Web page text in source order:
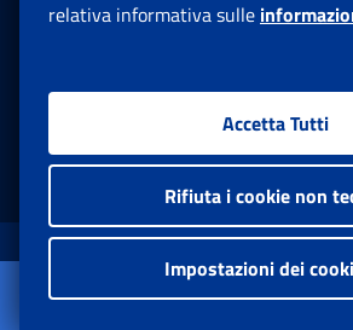
Apri il menu
00144 Roma
Facebook: Apre una
Twitter: Apre una
Whatsapp:
www.inps.gov.it ©
Istituto Nazionale
relativa informativa sulle
Accetta Tutti
Rifiuta i cookie non
Impostazioni dei